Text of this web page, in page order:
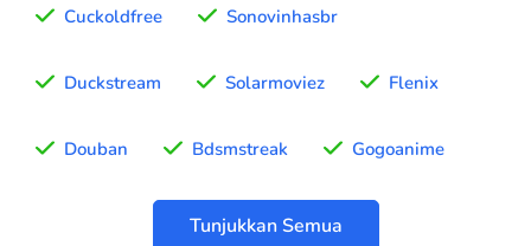
Cuckoldfree Sonovinhasbr
Duckstream Solarmoviez Flenix
Douban Bdsmstreak Gogoanime
Tunjukkan Semua